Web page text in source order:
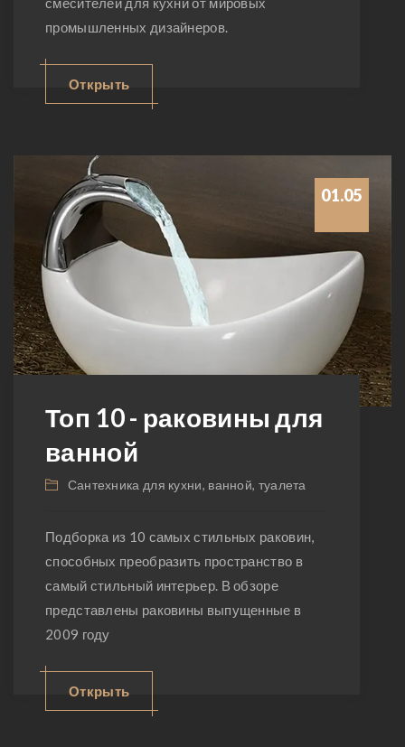
промышленных дизайнеров.
Открыть
01.05
Топ 10 - раковины для
ванной
Сантехника для кухни, ванной, туалета
Подборка из 10 самых стильных раковин,
способных преобразить пространство в
самый стильный интерьер. В обзоре
представлены раковины выпущенные в
2009 году
Открыть